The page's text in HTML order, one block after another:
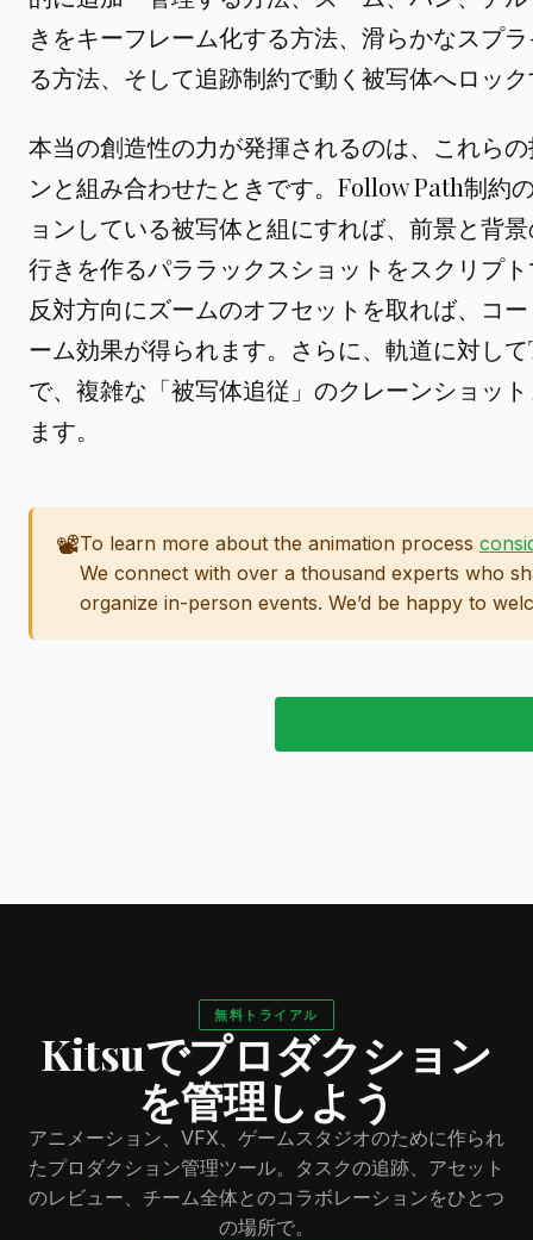
きをキーフレーム化する方法、滑らかなスプ
る方法、そして追跡制約で動く被写体へロッ
本当の創造性の力が発揮されるのは、これら
ンと組み合わせたときです。Follow Path制約
ョンしている被写体と組にすれば、前景と背
行きを作るパララックスショットをスクリプ
反対方向にズームのオフセットを取れば、コ
ーム効果が得られます。さらに、軌道に対し
で、複雑な「被写体追従」のクレーンショッ
ます。
📽️To learn more about the animation process
We connect with over a thousand experts who
organize in-person events. We’d be happy to
無料トライアル
Kitsuでプロダクション
を管理しよう
アニメーション、VFX、ゲームスタジオのために作られ
たプロダクション管理ツール。タスクの追跡、アセット
のレビュー、チーム全体とのコラボレーションをひとつ
の場所で。